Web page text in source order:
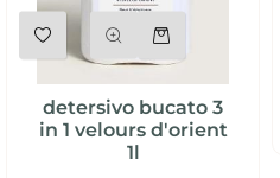
detersivo bucato 3
in 1 velours d'orient
1l